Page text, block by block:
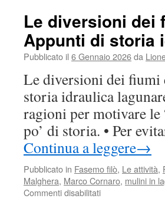
Le diversioni dei
Appunti di storia
Pubblicato il 6 Gennaio 2026da
Le diversioni dei fiumi
storia idraulica
ragioni per motivare
po’ di storia. • Per
Continua a leggere→
Pubblicato in Fasemo filò, Le attività,
Malghera, Marco Cornaro, mulini in
Commenti disabilitati